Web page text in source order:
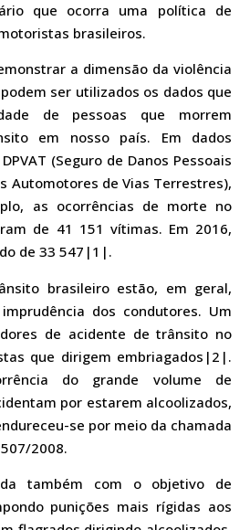
que ocorra uma política de
brasileiros.
a dimensão da violência
ser utilizados os dados que
de pessoas que morrem
em nosso país. Em dados
(Seguro de Danos Pessoais
Automotores de Vias Terrestres),
as ocorrências de morte no
de 41 151 vítimas. Em 2016,
de 33 547|1|.
brasileiro estão, em geral,
dos condutores. Um
de acidente de trânsito no
que dirigem embriagados|2|.
do grande volume de
por estarem alcoolizados,
se por meio da chamada
507/2008.
também com o objetivo de
punições mais rígidas aos